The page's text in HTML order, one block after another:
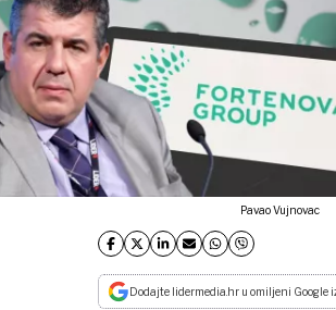
Pavao Vujnovac
Dodajte lidermedia.hr u omiljeni Google